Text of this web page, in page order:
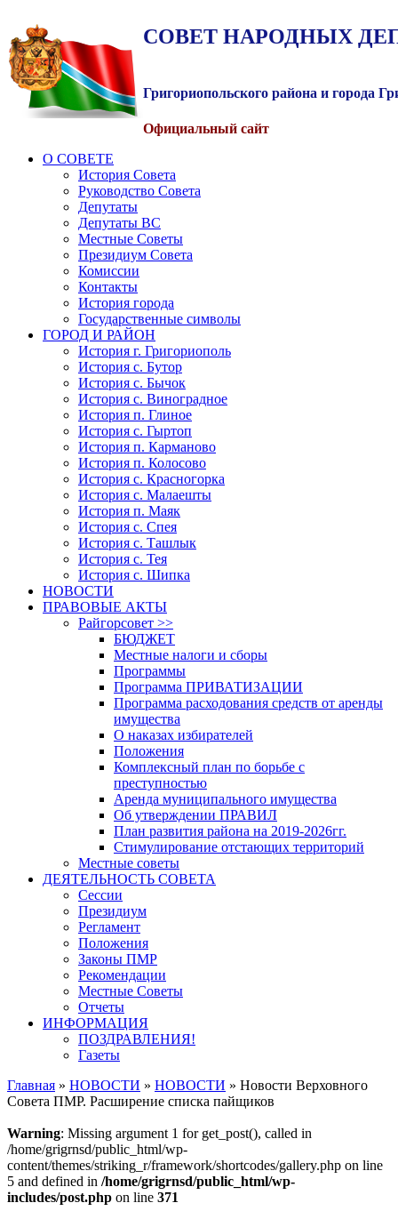
СОВЕТ НАРОДНЫХ
Григориопольского района и города
Официальный сайт
О СОВЕТЕ
История Совета
Руководство Совета
Депутаты
Депутаты ВС
Местные Советы
Президиум Совета
Комиссии
Контакты
История города
Государственные символы
ГОРОД И РАЙОН
История г. Григориополь
История с. Бутор
История с. Бычок
История с. Виноградное
История п. Глиное
История с. Гыртоп
История п. Карманово
История п. Колосово
История с. Красногорка
История с. Малаешты
История п. Маяк
История с. Спея
История с. Ташлык
История с. Тея
История с. Шипка
НОВОСТИ
ПРАВОВЫЕ АКТЫ
Райгорсовет >>
БЮДЖЕТ
Местные налоги и сборы
Программы
Программа ПРИВАТИЗАЦИИ
Программа расходования средств от аренды
имущества
О наказах избирателей
Положения
Комплексный план по борьбе с
преступностью
Аренда муниципального имущества
Об утверждении ПРАВИЛ
План развития района на 2019-2026гг.
Стимулирование отстающих территорий
Местные советы
ДЕЯТЕЛЬНОСТЬ СОВЕТА
Сессии
Президиум
Регламент
Положения
Законы ПМР
Рекомендации
Местные Советы
Отчеты
ИНФОРМАЦИЯ
ПОЗДРАВЛЕНИЯ!
Газеты
Главная » НОВОСТИ » НОВОСТИ » Новости Верховного
Совета ПМР. Расширение списка пайщиков
Warning: Missing argument 1 for get_post(), called in
/home/grigrnsd/public_html/wp-
content/themes/striking_r/framework/shortcodes/gallery.php on line
5 and defined in /home/grigrnsd/public_html/wp-
includes/post.php on line 371